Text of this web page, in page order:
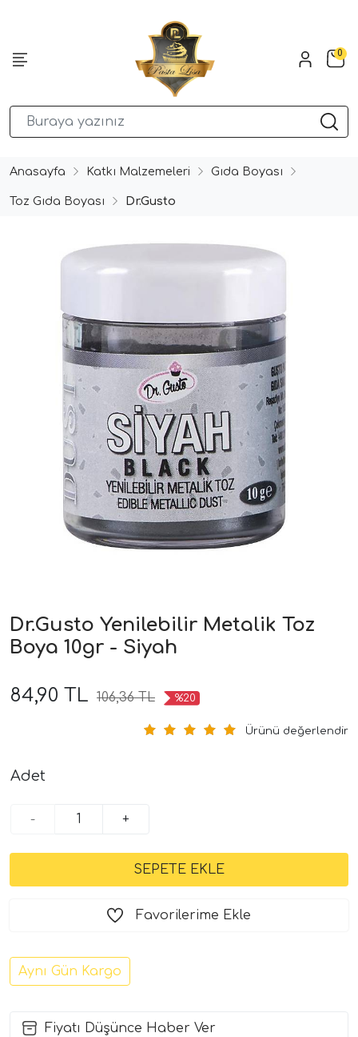
0
Anasayfa Katkı Malzemeleri Gıda Boyası
Toz Gıda Boyası Dr.Gusto
Dr.Gusto Yenilebilir Metalik Toz
Boya 10gr - Siyah
84,90 TL 106,36 TL %20
Ürünü değerlendir
Adet
- +
Favorilerime Ekle
Aynı Gün Kargo
Fiyatı Düşünce Haber Ver